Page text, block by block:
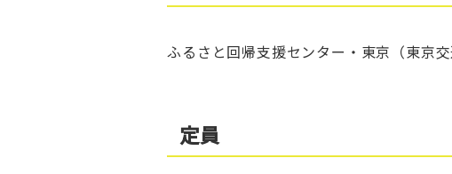
ふるさと回帰支援センター・東京（東京
定員